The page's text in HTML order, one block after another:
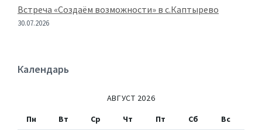
Встреча «Создаём возможности» в с.Каптырево
30.07.2026
Календарь
АВГУСТ 2026
Пн
Вт Ср Чт Пт Сб
Вс